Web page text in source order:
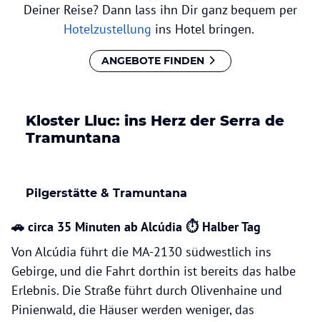
Deiner Reise? Dann lass ihn Dir ganz bequem per
Hotelzustellung ins Hotel bringen.
ANGEBOTE FINDEN
Kloster Lluc: ins Herz der Serra de
Tramuntana
Pilgerstätte & Tramuntana
🚗 circa 35 Minuten ab Alcúdia ⏱ Halber Tag
Von Alcúdia führt die MA-2130 südwestlich ins
Gebirge, und die Fahrt dorthin ist bereits das halbe
Erlebnis. Die Straße führt durch Olivenhaine und
Pinienwald, die Häuser werden weniger, das